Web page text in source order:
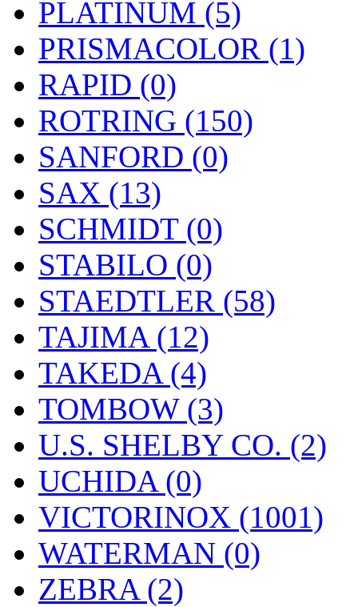
PLATINUM (5)
PRISMACOLOR (1)
RAPID (0)
ROTRING (150)
SANFORD (0)
SAX (13)
SCHMIDT (0)
STABILO (0)
STAEDTLER (58)
TAJIMA (12)
TAKEDA (4)
TOMBOW (3)
U.S. SHELBY CO. (2)
UCHIDA (0)
VICTORINOX (1001)
WATERMAN (0)
ZEBRA (2)